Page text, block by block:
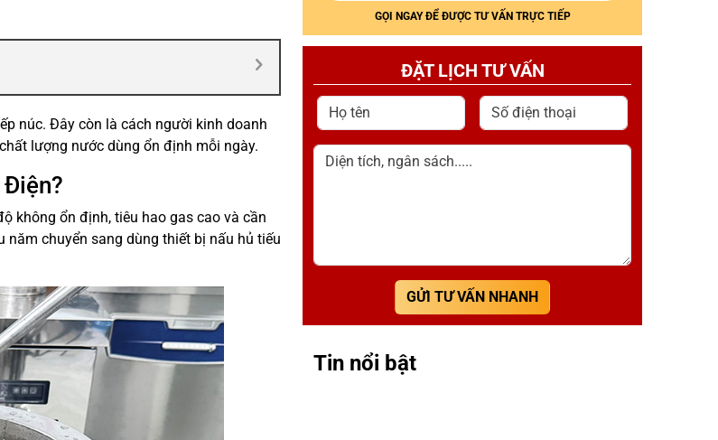
núc. Đây còn là cách người kinh doanh
lượng nước dùng ổn định mỗi ngày.
Điện?
không ổn định, tiêu hao gas cao và cần
chuyển sang dùng thiết bị nấu hủ tiếu
GỌI NGAY ĐỂ ĐƯỢC TƯ VẤN TRỰC TIẾP
ĐẶT LỊCH TƯ VẤN
Họ tên Số điện thoại
Diện tích, ngân sách.....
GỬI TƯ VẤN NHANH
Tin nổi bật